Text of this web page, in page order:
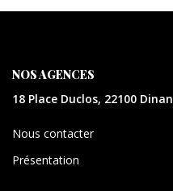
NOS AGENCES
18 Place Duclos, 22100 Dinan
Nous contacter
Présentation